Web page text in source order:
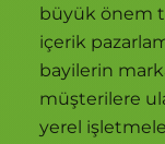
büyük önem
içerik
bayilerin
müşterilere
yerel